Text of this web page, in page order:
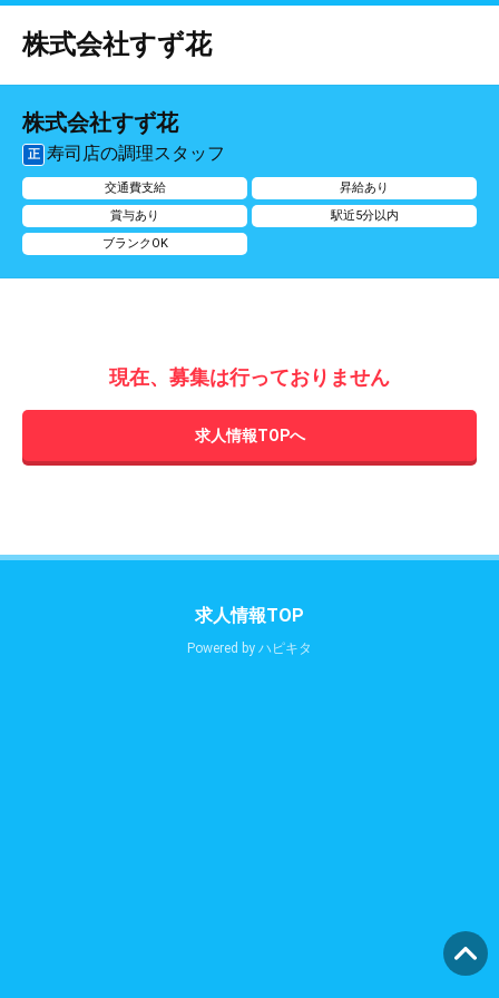
株式会社すず花
株式会社すず花
正 寿司店の調理スタッフ
交通費支給
昇給あり
賞与あり
駅近5分以内
ブランクOK
現在、募集は行っておりません
求人情報TOPへ
求人情報TOP
Powered by ハピキタ